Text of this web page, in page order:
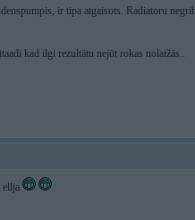
ir tipa atgaisots. Radiatoru
kad ilgi rezultātu nejūt rokas nolaižās..
ellja